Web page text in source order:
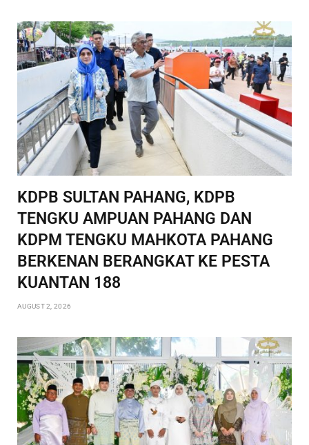
KDPB SULTAN PAHANG, KDPB
TENGKU AMPUAN PAHANG DAN
KDPM TENGKU MAHKOTA PAHANG
BERKENAN BERANGKAT KE PESTA
KUANTAN 188
AUGUST 2, 2026